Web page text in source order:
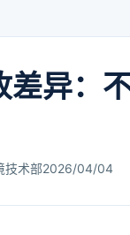
差异：
技术部2026/04/04